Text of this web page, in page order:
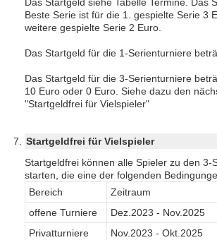
Beste Serie ist für die 1. gespielte Serie 3
weitere gespielte Serie 2 Euro.
Das Startgeld für die 1-Serienturniere
Das Startgeld für die 3-Serienturniere
10 Euro oder 0 Euro. Siehe dazu den
"Startgeldfrei für Vielspieler"
Startgeldfrei für Vielspieler
Startgeldfrei können alle Spieler zu den 3-
starten, die eine der folgenden
Bereich
Zeitraum
offene Turniere
Dez.2023 - Nov.2025
Privatturniere
Nov.2023 - Okt.2025